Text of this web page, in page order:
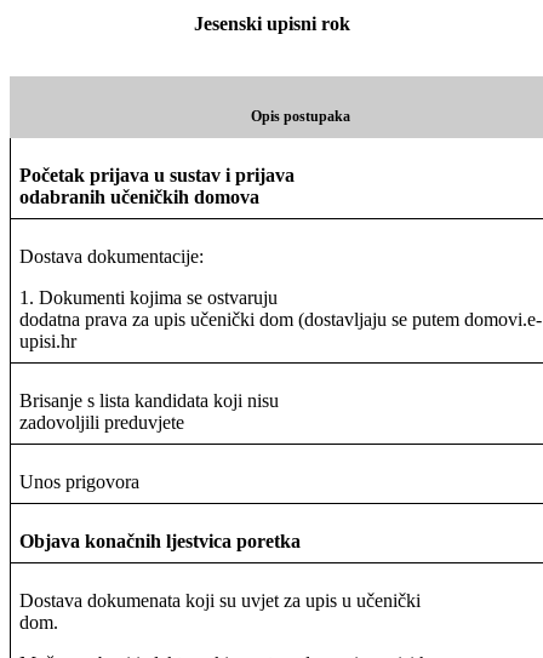
Jesenski upisni rok
Opis postupaka
Početak prijava u sustav i prijava
odabranih učeničkih domova
Dostava dokumentacije:
1. Dokumenti kojima se ostvaruju
dodatna prava za upis učenički dom (dostavljaju se putem domovi.e-
upisi.hr
Brisanje s lista kandidata koji nisu
zadovoljili preduvjete
Unos prigovora
Objava konačnih ljestvica poretka
Dostava dokumenata koji su uvjet za upis u učenički
dom.